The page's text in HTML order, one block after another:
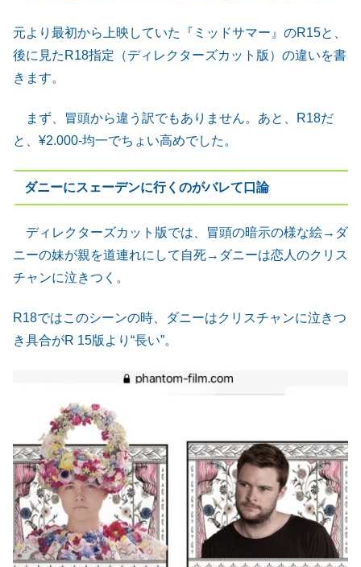
元より最初から上映していた『ミッドサマー』のR15と、
後に見たR18指定（ディレクターズカット版）の違いを書
きます。
まず、冒頭から違う訳でもありません。あと、R18だ
と、¥2.000-均一でちょい高めでした。
ダニーにスェーデンに行くのがバレて口論
ディレクターズカット版では、冒頭の暗示の様な絵→ダ
ニーの妹が親を道連れにして自死→ダニーは恋人のクリス
チャンに泣きつく。
R18ではこのシーンの時、ダニーはクリスチャンに泣きつ
き具合がR 15版より“長い”。